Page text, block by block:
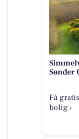
Sønder
Få
bolig ›